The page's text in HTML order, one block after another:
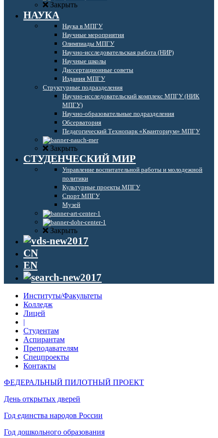
Закрыть
НАУКА
Наука в МПГУ
Научные мероприятия
Олимпиады МПГУ
Научно-исследовательская работа (НИР)
Научные школы
Диссертационные советы
Издания МПГУ
Структурные подразделения
Научно-исследовательский комплекс МПГУ (НИК
МПГУ)
Научно-образовательные подразделения
Обсерватория
Педагогический Технопарк «Кванториум» МПГУ
Закрыть
СТУДЕНЧЕСКИЙ МИР
Управление воспитательной работы и молодежной
политики
Культурные проекты МПГУ
Спорт МПГУ
Музей
Закрыть
CN
EN
Институты/Факультеты
Колледж
Лицей
|
Студентам
Аспирантам
Преподавателям
Спецпроекты
Контакты
ФЕДЕРАЛЬНЫЙ ПИЛОТНЫЙ ПРОЕКТ
День открытых дверей
Год единства народов России
Год дошкольного образования